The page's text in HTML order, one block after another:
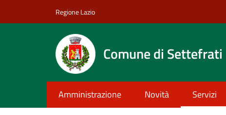
Regione Lazio
Comune di Settefrati
Amministrazione Novità Servizi